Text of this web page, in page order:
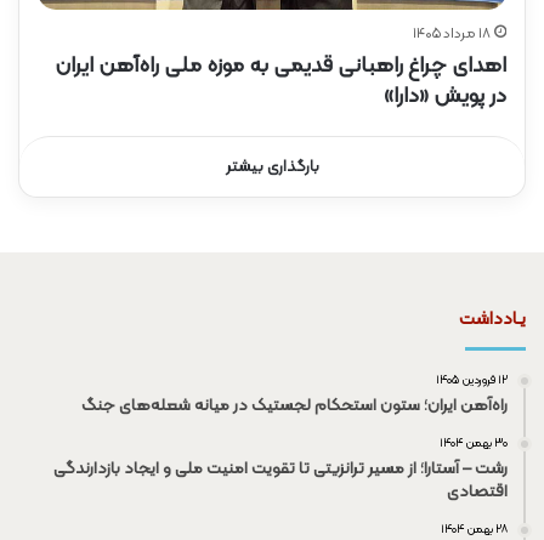
۱۸ مرداد ۱۴۰۵
اهدای چراغ راهبانی قدیمی به موزه ملی راه‌آهن ایران
در پویش «دارا»
بارگذاری بیشتر
یـادداشت
۱۲ فروردین ۱۴۰۵
راه‌آهن ایران؛ ستون استحکام لجستیک در میانه شعله‌های جنگ
۳۰ بهمن ۱۴۰۴
رشت – آستارا؛ از مسیر ترانزیتی تا تقویت امنیت ملی و ایجاد بازدارندگی
اقتصادی
۲۸ بهمن ۱۴۰۴